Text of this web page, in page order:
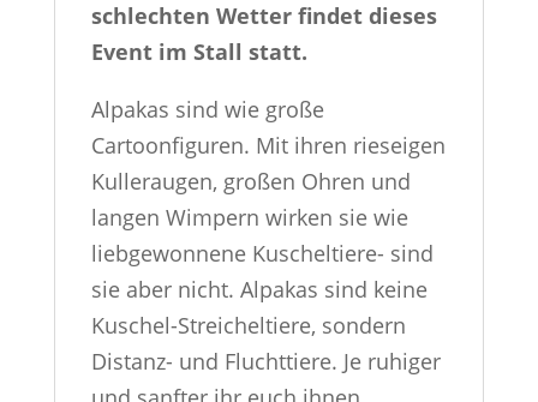
schlechten Wetter findet dieses
Event im Stall statt.
Alpakas sind wie große
Cartoonfiguren. Mit ihren rieseigen
Kulleraugen, großen Ohren und
langen Wimpern wirken sie wie
liebgewonnene Kuscheltiere- sind
sie aber nicht. Alpakas sind keine
Kuschel-Streicheltiere, sondern
Distanz- und Fluchttiere. Je ruhiger